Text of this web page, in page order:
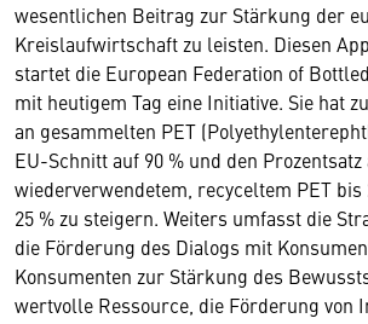
wesentlichen Beitrag zur Stärkung der
Kreislaufwirtschaft zu leisten. Diesen
startet die European Federation of
mit heutigem Tag eine Initiative. Sie hat
an gesammelten PET
EU-Schnitt auf 90 % und den Prozentsatz
wiederverwendetem, recyceltem PET bis
25 % zu steigern. Weiters umfasst die
die Förderung des Dialogs mit
Konsumenten zur Stärkung des
wertvolle Ressource, die Förderung von